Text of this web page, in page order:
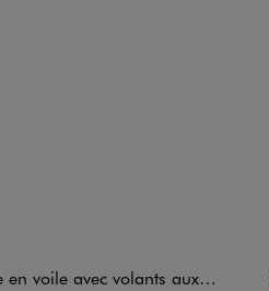
avec volants aux emmanchures femme